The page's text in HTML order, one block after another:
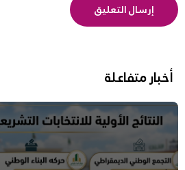
أخبار متفاعلة